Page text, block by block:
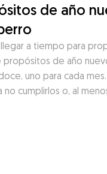
de año
llegar a tiempo para
de año
uno para cada
no cumplirlos o, al